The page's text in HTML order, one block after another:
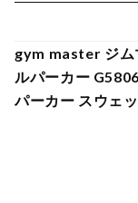
gym master ジム
ルパーカー
パーカー スウェ